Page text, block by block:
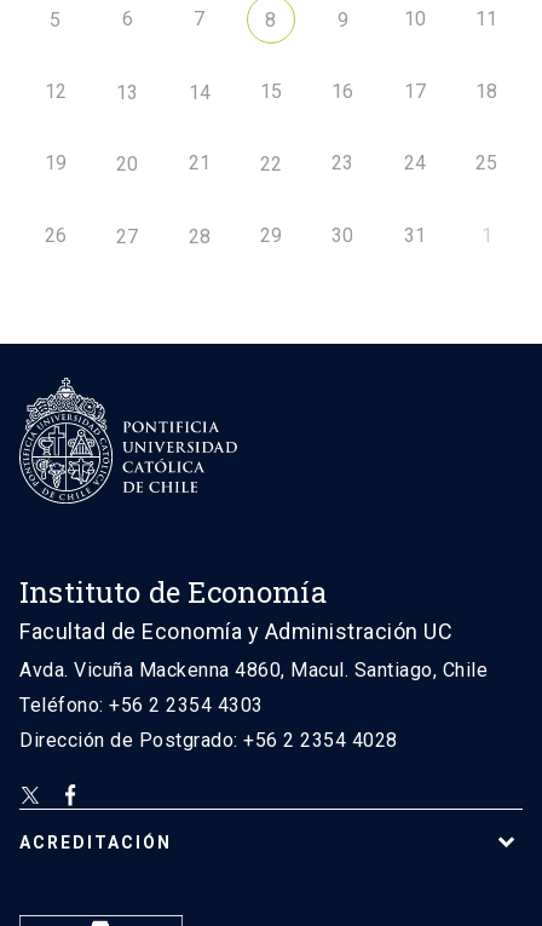
5 6 7 8 9 10 11
12 13 14 15 16 17 18
19 20 21 22 23 24 25
26 27 28 29 30 31 1
Instituto de Economía
Facultad de Economía y Administración UC
Avda. Vicuña Mackenna 4860, Macul. Santiago, Chile
Teléfono: +56 2 2354 4303
Dirección de Postgrado: +56 2 2354 4028
ACREDITACIÓN